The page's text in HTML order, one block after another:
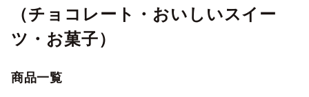
（チョコレート・おいしいスイー
ツ・お菓子）
商品一覧